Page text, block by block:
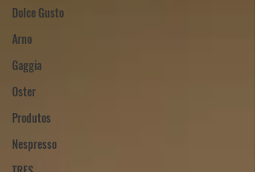
Dolce Gusto
Arno
Gaggia
Oster
Produtos
Nespresso